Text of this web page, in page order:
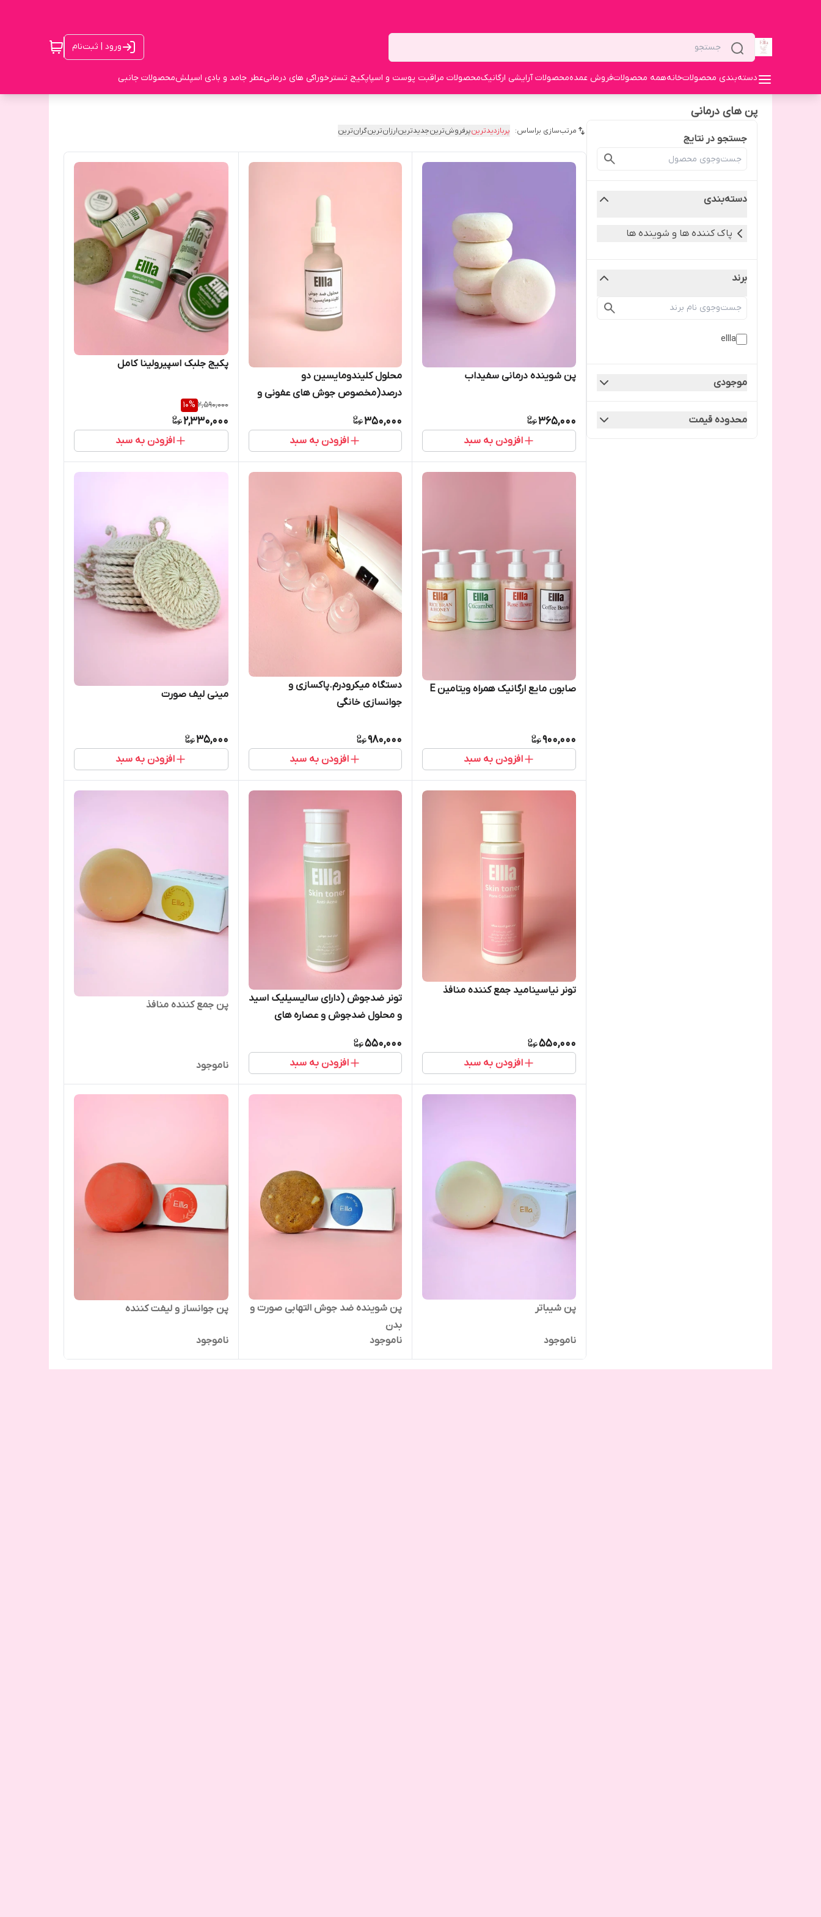
ورود | ثبت‌نام
دسته‌بندی محصولاتخانههمه محصولاتفروش عمدهمحصولات آرایشی ارگانیکمحصولات مراقبت پوست و اسپاپکیج تسترخوراکی های درمانیعطر جامد و بادی اسپلشمحصولات جانبی
پن های درمانی
جستجو در نتایج
دسته‌بندی
پاک کننده ها و شوینده ها
برند
ellla
موجودی
محدوده قیمت
مرتب‌سازی براساس: پربازدیدترینپرفروش‌ترینجدیدترینارزان‌ترینگران‌ترین
پن شوینده درمانی سفیداب
365,000
افزودن به سبد
محلول کلیندومایسین دو
درصد(مخصوص جوش های عفونی و
350,000
افزودن به سبد
پکیج جلبک اسپیرولینا‌ کامل
2,590,000
10%
2,330,000
افزودن به سبد
صابون مایع ارگانیک همراه ویتامین E
900,000
افزودن به سبد
دستگاه میکرودرم.پاکسازی و
جوانسازی خانگی
980,000
افزودن به سبد
مینی لیف صورت
35,000
افزودن به سبد
تونر نیاسینامید جمع کننده منافذ
550,000
افزودن به سبد
تونر ضدجوش (دارای سالیسیلیک اسید
و محلول ضدجوش و عصاره های
550,000
افزودن به سبد
پن جمع کننده منافذ
ناموجود
پن شیباتر
ناموجود
پن شوینده ضد جوش التهابی صورت و
بدن
ناموجود
پن جوانساز و لیفت کننده
ناموجود